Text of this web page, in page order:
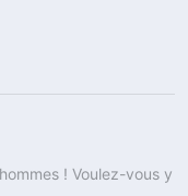
! Voulez-vous y